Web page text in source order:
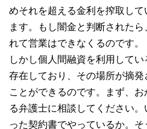
めそれを超える金利を搾取し
ます。もし闇金と判断された
れて営業はできなくるのです。
しかし個人間融資を利用して
存在しており、その場所が摘発
ことができるのです。まず、
る弁護士に相談してください
った契約書でやっているか。